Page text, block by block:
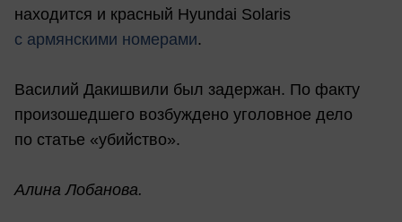
находится и красный Hyundai Solaris
с армянскими номерами.
Василий Дакишвили был задержан. По факту
произошедшего возбуждено уголовное дело
по статье «убийство».
Алина Лобанова.